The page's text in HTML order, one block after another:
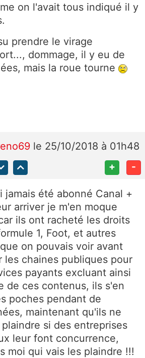
on l'avait tous indiqué il y
prendre le virage
dommage, il y eu de
mais la roue tourne
le 25/10/2018 à 01h48
+ -
été abonné Canal +
arriver je m'en moque
ils ont racheté les droits
1, Foot, et autres
on pouvais voir avant
les chaines publiques pour
payants excluant ainsi
de ces contenus, ils s'en
poches pendant de
maintenant qu'ils ne
si des entreprises
leur font concurrence,
moi qui vais les plaindre !!!